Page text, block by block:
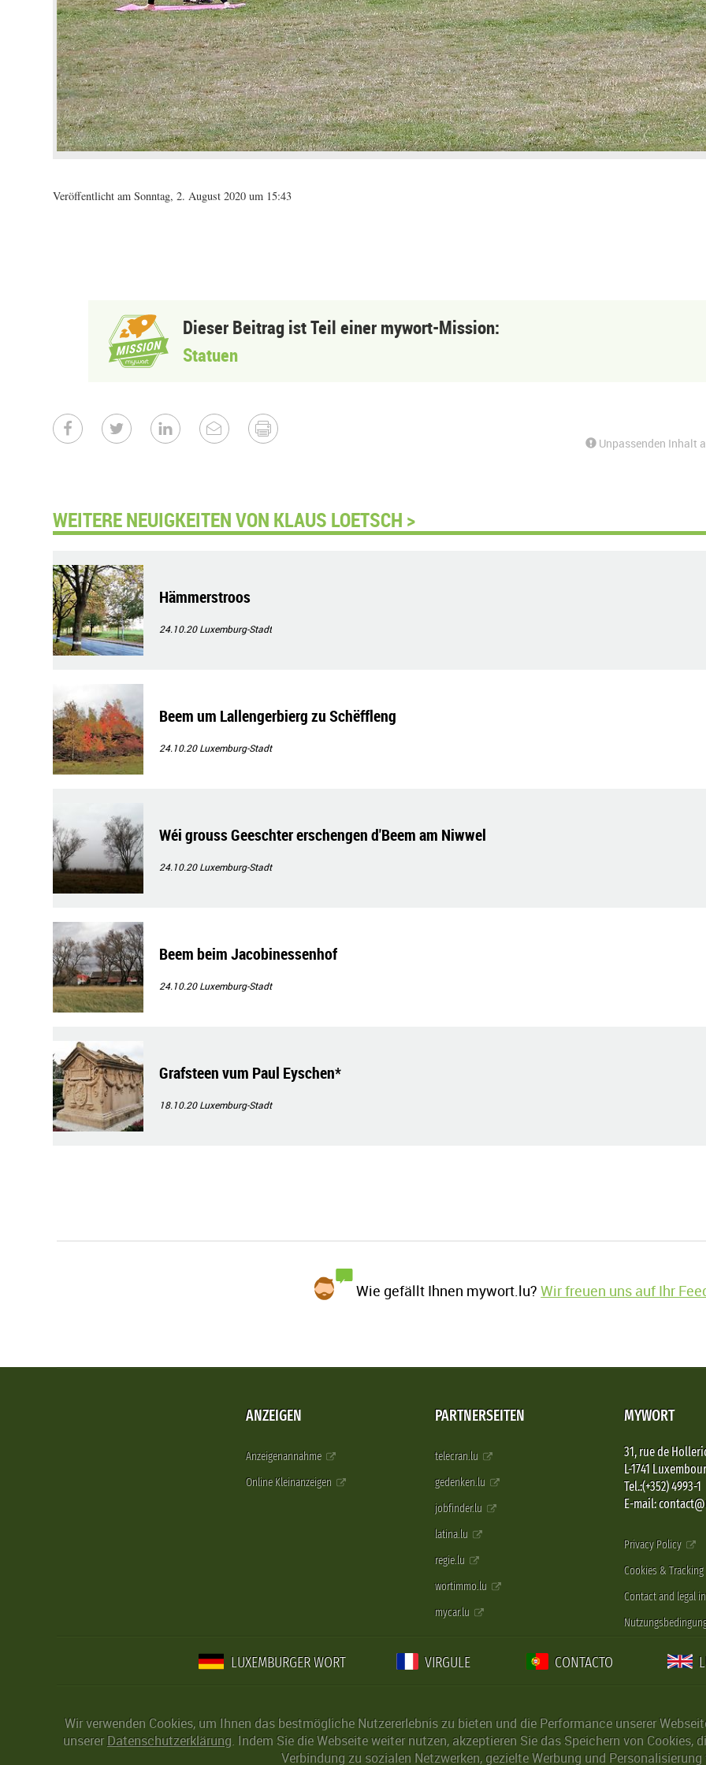
Veröffentlicht am Sonntag, 2. August 2020 um 15:43
Dieser Beitrag ist Teil einer mywort-Mission:
Statuen
Unpassenden Inhalt
WEITERE NEUIGKEITEN VON KLAUS LOETSCH >
Hämmerstroos
24.10.20Luxemburg-Stadt
Beem um Lallengerbierg zu Schëffleng
24.10.20Luxemburg-Stadt
Wéi grouss Geeschter erschengen d'Beem am Niwwel
24.10.20Luxemburg-Stadt
Beem beim Jacobinessenhof
24.10.20Luxemburg-Stadt
Grafsteen vum Paul Eyschen*
18.10.20Luxemburg-Stadt
Wie gefällt Ihnen mywort.lu?Wir freuen uns auf Ihr
ANZEIGEN
Anzeigenannahme
Online Kleinanzeigen
PARTNERSEITEN
telecran.lu
gedenken.lu
jobfinder.lu
latina.lu
regie.lu
wortimmo.lu
mycar.lu
MYWORT
31, rue de
L-1741
Tel.:(+352) 4993-1
E-mail:
Privacy Policy
Cookies & Tracking
Contact and legal
LUXEMBURGER WORT VIRGULE CONTACTO
Wir verwenden Cookies, um Ihnen das bestmögliche Nutzererlebnis zu bieten und die Performance unserer
unserer Datenschutzerklärung. Indem Sie die Webseite weiter nutzen, akzeptieren Sie das Speichern von
Verbindung zu sozialen Netzwerken, gezielte Werbung und